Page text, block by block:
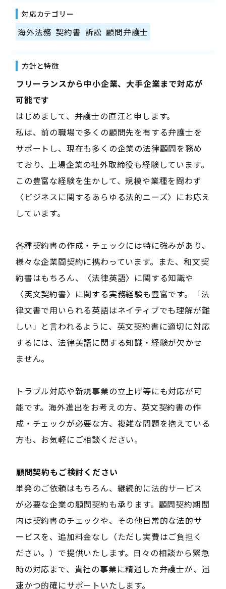
対応カテゴリー
海外法務 契約書 訴訟 顧問弁護士
方針と特徴
――フリーランスから中小企業、大手企業まで対応が
可能です――
はじめまして、弁護士の直江と申します。
私は、前の職場で多くの顧問先を有する弁護士を
サポートし、現在も多くの企業の法律顧問を務め
ており、上場企業の社外取締役も経験しています。
この豊富な経験を生かして、規模や業種を問わず
〈ビジネスに関するあらゆる法的ニーズ〉にお応え
しています。
各種契約書の作成・チェックには特に強みがあり、
様々な企業間契約に携わっています。また、和文契
約書はもちろん、〈法律英語〉に関する知識や
〈英文契約書〉に関する実務経験も豊富です。「法
律文書で用いられる英語はネイティブでも理解が難
しい」と言われるように、英文契約書に適切に対応
するには、法律英語に関する知識・経験が欠かせ
ません。
トラブル対応や新規事業の立上げ等にも対応が可
能です。海外進出をお考えの方、英文契約書の作
成・チェックが必要な方、複雑な問題を抱えている
方も、お気軽にご相談ください。
――顧問契約もご検討ください――
単発のご依頼はもちろん、継続的に法的サービス
が必要な企業の顧問契約も承ります。顧問契約期間
内は契約書のチェックや、その他日常的な法的サ
ービスを、追加料金なし（ただし実費はご負担く
ださい。）で提供いたします。日々の相談から緊急
時の対応まで、貴社の事業に精通した弁護士が、迅
速かつ的確にサポートいたします。